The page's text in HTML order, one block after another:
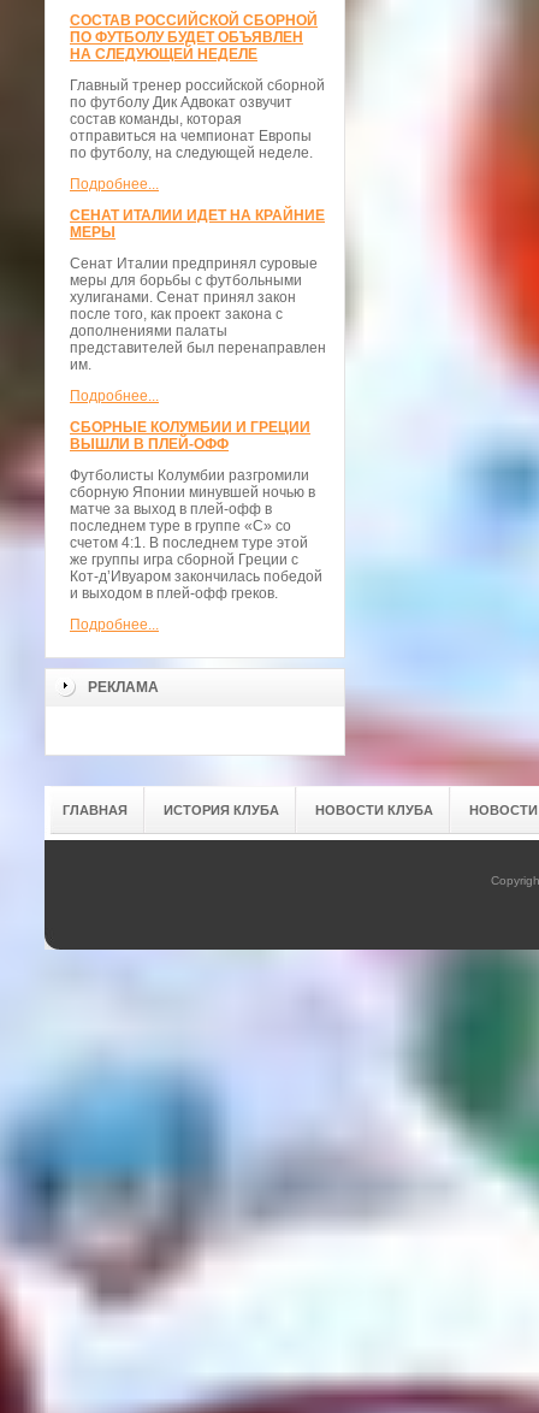
СОСТАВ РОССИЙСКОЙ СБОРНОЙ
ПО ФУТБОЛУ БУДЕТ ОБЪЯВЛЕН
НА СЛЕДУЮЩЕЙ НЕДЕЛЕ
Главный тренер российской сборной
по футболу Дик Адвокат озвучит
состав команды, которая
отправиться на чемпионат Европы
по футболу, на следующей неделе.
Подробнее...
СЕНАТ ИТАЛИИ ИДЕТ НА КРАЙНИЕ
МЕРЫ
Сенат Италии предпринял суровые
меры для борьбы с футбольными
хулиганами. Сенат принял закон
после того, как проект закона с
дополнениями палаты
представителей был перенаправлен
им.
Подробнее...
СБОРНЫЕ КОЛУМБИИ И ГРЕЦИИ
ВЫШЛИ В ПЛЕЙ-ОФФ
Футболисты Колумбии разгромили
сборную Японии минувшей ночью в
матче за выход в плей-офф в
последнем туре в группе «С» со
счетом 4:1. В последнем туре этой
же группы игра сборной Греции с
Кот-д’Ивуаром закончилась победой
и выходом в плей-офф греков.
Подробнее...
РЕКЛАМА
ГЛАВНАЯ ИСТОРИЯ КЛУБА НОВОСТИ КЛУБА